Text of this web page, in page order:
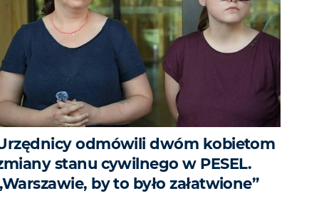
odmówili dwóm kobietom
stanu cywilnego w PESEL.
by to było załatwione”